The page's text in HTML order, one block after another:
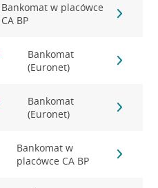
Bankomat w placówce
CA BP
Bankomat
(Euronet)
Bankomat
(Euronet)
Bankomat w
placówce CA BP